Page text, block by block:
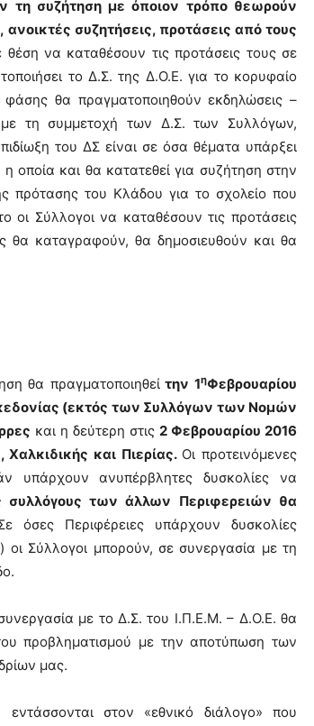
τη συζήτηση με όποιον τρόπο θεωρούν
συζητήσεις, προτάσεις από τους
θέση να καταθέσουν τις προτάσεις τους σε
το Δ.Σ. της Δ.Ο.Ε. για το κορυφαίο
θα πραγματοποιηθούν εκδηλώσεις –
με τη συμμετοχή των Δ.Σ. των Συλλόγων,
του ΔΣ είναι σε όσα θέματα υπάρξει
οποία και θα κατατεθεί για συζήτηση στην
πρότασης του Κλάδου για το σχολείο που
οι Σύλλογοι να καταθέσουν τις προτάσεις
θα καταγραφούν, θα δημοσιευθούν και θα
θα πραγματοποιηθείτην 1ηΦεβρουαρίου
(εκτός των Συλλόγων των Νομών
και η δεύτερη στις 2 Φεβρουαρίου 2016
και Πιερίας. Οι προτεινόμενες
υπάρχουν ανυπέρβλητες δυσκολίες να
συλλόγους των άλλων Περιφερειών θα
όσες Περιφέρειες υπάρχουν δυσκολίες
οι Σύλλογοι μπορούν, σε συνεργασία με τη
με το Δ.Σ. του Ι.Π.Ε.Μ. – Δ.Ο.Ε. θα
προβληματισμού με την αποτύπωση των
μας.
στον «εθνικό διάλογο» που